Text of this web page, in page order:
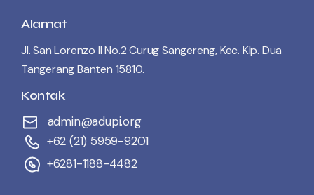
Alamat
Jl. San Lorenzo II No.2 Curug Sangereng, Kec. Klp. Dua
Tangerang Banten 15810.
Kontak
admin@adupi.org
+62 (21) 5959-9201
+6281-1188-4482